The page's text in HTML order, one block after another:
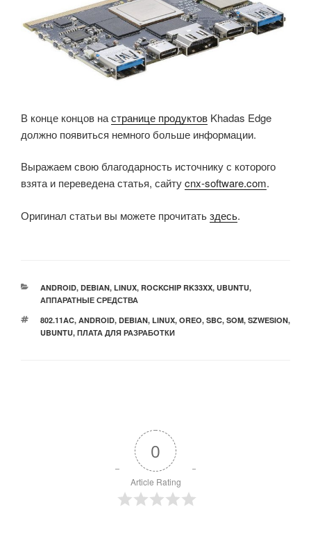
В конце концов настранице продуктов Khadas Edge
должно появиться немного больше информации.
Выражаем свою благодарность источнику с которого
взята и переведена статья, сайтуcnx-software.com.
Оригинал статьи вы можете прочитатьздесь.
РУБРИКИ
ANDROID, DEBIAN, LINUX, ROCKCHIP RK33XX, UBUNTU,
АППАРАТНЫЕ СРЕДСТВА
МЕТКИ
802.11AC, ANDROID, DEBIAN, LINUX, OREO, SBC, SOM, SZWESION,
UBUNTU, ПЛАТА ДЛЯ РАЗРАБОТКИ
0
Article Rating